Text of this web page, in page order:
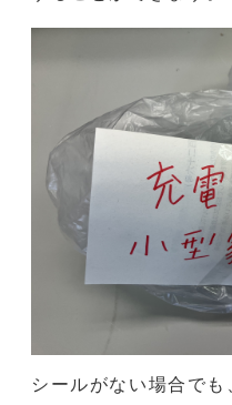
シールがない場合で